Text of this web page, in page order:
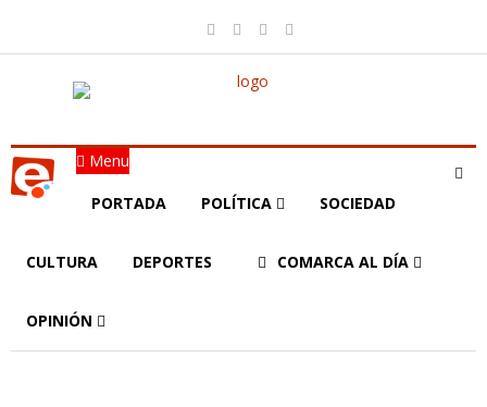
Menu
PORTADA POLÍTICA SOCIEDAD
CULTURA DEPORTES COMARCA AL DÍA
OPINIÓN